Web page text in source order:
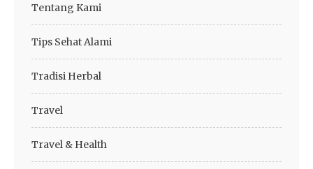
Tentang Kami
Tips Sehat Alami
Tradisi Herbal
Travel
Travel & Health